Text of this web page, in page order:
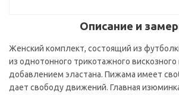
Описание и
Женский комплект, состоящий из
из однотонного трикотажного вискозного
добавлением эластана. Пижама имеет
дает свободу движений. Главная